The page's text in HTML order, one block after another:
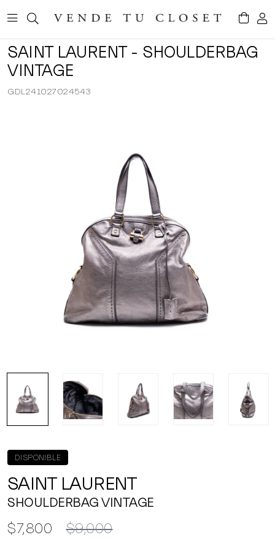
SAINT LAURENT - SHOULDERBAG
VINTAGE
GDL241027024543
DISPONIBLE
SAINT LAURENT
SHOULDERBAG VINTAGE
$7,800 $9,000